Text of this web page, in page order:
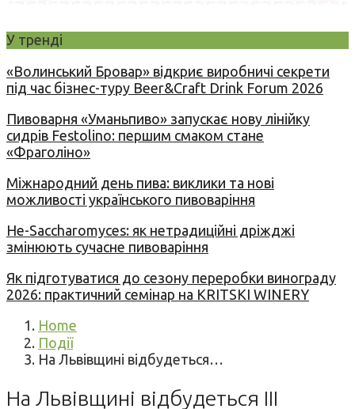
У тренді
«Волинський Бровар» відкриє виробничі секрети
під час бізнес-туру Beer&Craft Drink Forum 2026
Пивоварня «Уманьпиво» запускає нову лінійку
сидрів Festolino: першим смаком стане
«Фраголіно»
Міжнародний день пива: виклики та нові
можливості українського пивоваріння
Не-Saccharomyces: як нетрадиційні дріжджі
змінюють сучасне пивоваріння
Як підготуватися до сезону переробки винограду
2026: практичний семінар на KRITSKI WINERY
Home
Події
На Львівщині відбудеться…
На Львівщині відбудеться III